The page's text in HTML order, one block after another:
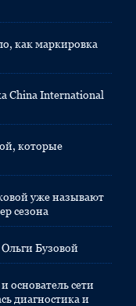
как маркировка
China International
которые
уже называют
сезона
Бузовой
основатель сети
диагностика и